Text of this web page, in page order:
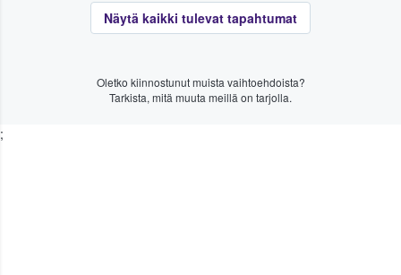
Näytä kaikki tulevat tapahtumat
Oletko kiinnostunut muista vaihtoehdoista?
Tarkista, mitä muuta meillä on tarjolla.
;